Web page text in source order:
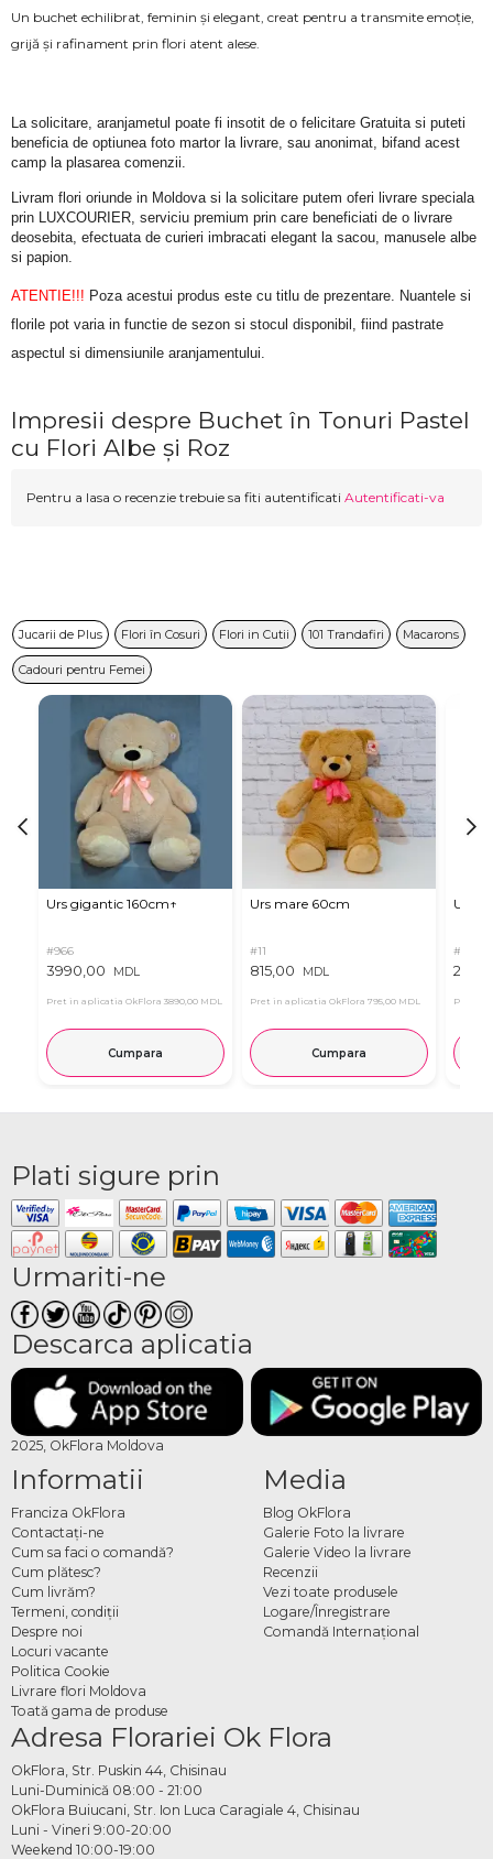
Un buchet echilibrat, feminin și elegant, creat pentru a transmite emoție,
grijă și rafinament prin flori atent alese.
La solicitare, aranjametul poate fi insotit de o felicitare Gratuita si puteti
beneficia de optiunea foto martor la livrare, sau anonimat, bifand acest
camp la plasarea comenzii.
Livram flori oriunde in Moldova si la solicitare putem oferi livrare speciala
prin LUXCOURIER, serviciu premium prin care beneficiati de o livrare
deosebita, efectuata de curieri imbracati elegant la sacou, manusele albe
si papion.
ATENTIE!!! Poza acestui produs este cu titlu de prezentare. Nuantele si
florile pot varia in functie de sezon si stocul disponibil, fiind pastrate
aspectul si dimensiunile aranjamentului.
Impresii despre Buchet în Tonuri Pastel
cu Flori Albe și Roz
Pentru a lasa o recenzie trebuie sa fiti autentificati Autentificati-va
Jucarii de Plus Flori în Cosuri Flori in Cutii 101 Trandafiri Macarons
Cadouri pentru Femei
Urs gigantic 160cm↑
#966
3990,00 MDL
Pret in aplicatia OkFlora 3890,00 MDL
Cumpara
Urs mare 60cm
#11
815,00 MDL
Pret in aplicatia OkFlora 795,00 MDL
Cumpara
Urs
#4939
Pret in
Plati sigure prin
Urmariti-ne
Descarca aplicatia
2025, OkFlora Moldova
Informatii
Franciza OkFlora
Contactaţi-ne
Cum sa faci o comandă?
Cum plătesc?
Cum livrăm?
Termeni, condiţii
Despre noi
Locuri vacante
Politica Cookie
Livrare flori Moldova
Toată gama de produse
Media
Blog OkFlora
Galerie Foto la livrare
Galerie Video la livrare
Recenzii
Vezi toate produsele
Logare/Înregistrare
Comandă Internațional
Adresa Florariei Ok Flora
OkFlora, Str. Puskin 44, Chisinau
Luni-Duminică 08:00 - 21:00
OkFlora Buiucani, Str. Ion Luca Caragiale 4, Chisinau
Luni - Vineri 9:00-20:00
Weekend 10:00-19:00